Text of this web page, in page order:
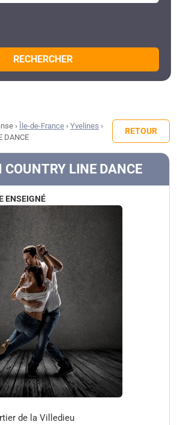
RECHERCHER
› Île-de-France › Yvelines ›
DANCE
RETOUR
COUNTRY LINE DANCE
ENSEIGNÉ
de la Villedieu